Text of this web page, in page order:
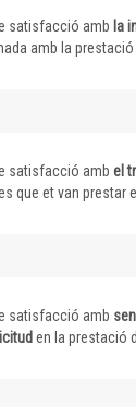
satisfacció amb la
amb la prestació
satisfacció amb el
que et van prestar
satisfacció amb
en la prestació